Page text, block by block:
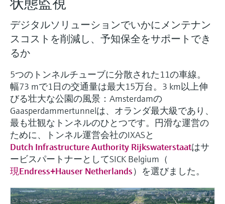
水質分析
温度計
圧力 / 差圧伝送器
記録計・システム製品
化学成分の光学式分析
Netilion IIoT
ソフトウェア
超音波流量計
渦流量計
熱式質量流量計
差圧流量測定
製品一覧
ガイドレーダーレベル計
超音波式レベル計
静電容量式レベル計
静圧レベル測定
導電率式レベル計
フロート式レベルスイッチ
放射線式レベル計
パドル式レベルスイッチ
濁度センサ & 変換器
塩素センサ & 変換器
溶存酸素センサおよび変換器
実験器具
自動ウォーターサンプラ
TOC, COD & SAC アナライザ
ORP（酸化 還元 電位）センサお
よび変換器
汚泥界面センサおよび変換器
サーモウェル
高温用温度計
サニタリ温度計
一体型温度計
温度スイッチ
表面温度計
ケーブル付プローブ
マルチポイント温度計
製品一覧
ワイヤレスHART ソリューション
ゲートウェイ & モデム
ハンドヘルドコミュニケータ
Energy managers & application
managers
サージアレスタ
製品一覧
排出ガス監視ソリューション
粒子計測機器
デジタルアナライザソリューショ
ン
プロセスガスアナライザ
大気質計測機器
煙検出器
視程測定装置
overheight detectors（車両の高さ
Netilion Analytics
Netilionライブラリ
Netilion Inventory
Netilion Connect
Netilion Device Viewer
Netilion Water
パフォーマンス最適化サービス
View all
延長保証
プロセス計装トレーニング講座
プロセスアナライザサービス
計測機器の修理
ダイナミックインストールベース
分析
石油・ガス／海事産業
ライフサイエンス
化学産業：サステナブルな成功の
パートナー
電力とエネルギー産業
鉱業、鉄鋼産業：持続可能な未来
を引き出す
ユーティリティ - 蒸気ソリューシ
ョン
取扱説明書、カタログ、ソフトウェア、ビ
デオ、認定書、その他さまざまなドキュメ
ントの検索、ダウンロードが可能です。
学ぶ
ラーニングセンター
Endress+Hauserのラーニングプラットフォ
ームなら、場所を問わず、最新技術を効率
的に学べます。豊富なコースとリソース
で、あなたのスキルアップを力強くサポー
トします。
イベント & トレーニング
研修、セミナー、展示会、サミット、オン
ラインセミナーなど、さまざまなイベント
からお選びください。
ケイパビリティ
導入事例
ニュース＆ストーリー
イベント & トレーニング
キャリア
財務成績
グループ経営陣
沿革
企業文化と価値感
サステナビリティ
関連会社
Endress+Hauser Liquid Analysis
Temperature+System Products
Endress+Hauser Digital Solutions
Endress+Hauser Optical Analysis
Endress+Hauser SICK
プロジェクトのプロセスオートメ
My Endress+Hauser
B2B インテグレーション
プレスリリース
クイックファクト
メディア素材
プレスイベント
展示会
オンラインセミナー
サミット
ネットワーキング
イベント & トレーニング ファイ
ンダ
その他の採用情報
Job opportunities at Analytik Jena
Job opportunities with Innovative
Sensor Technology IST AG
Job opportunities at
Endress+Hauser SICK
デジタルソリューションでいかにメンテナン
スコストを削減し、予知保全をサポートでき
るか
5つのトンネルチューブに分散された11の車線。
幅73 mで1日の交通量は最大15万台。3 km以上伸
びる壮大な公園の風景：Amsterdamの
Gaasperdammertunnelは、オランダ最大級であり、
最も壮観なトンネルのひとつです。円滑な運営の
ために、トンネル運営会社のIXASと
Dutch Infrastructure Authority Rijkswaterstaatはサ
ービスパートナーとしてSICK Belgium（
現Endress+Hauser Netherlands）を選びました。